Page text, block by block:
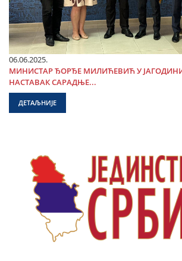
06.06.2025.
МИНИСТАР ЂОРЂЕ МИЛИЋЕВИЋ У
НАСТАВАК САРАДЊЕ...
ДЕТАЉНИЈЕ